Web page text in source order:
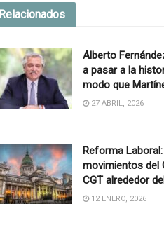
Relacionados
Alberto
a pasar a la
modo que
27 ABRIL, 2026
Reforma
movimientos del
CGT alrededor
12 ENERO, 2026